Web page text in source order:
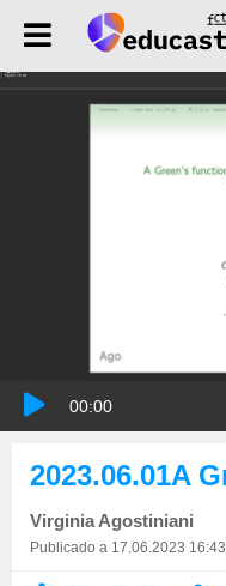
00:00
Virginia Agostiniani
Publicado a 17.06.2023 16:43